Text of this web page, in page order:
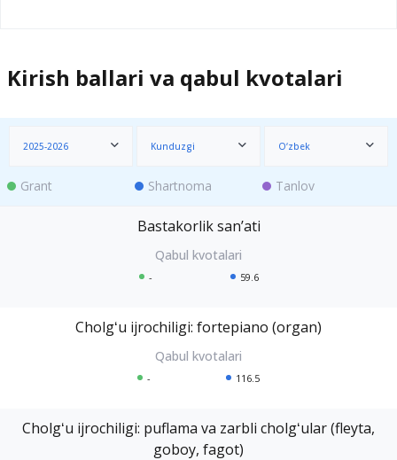
Kirish ballari va qabul kvotalari
2025-2026 Kunduzgi O‘zbek
Grant Shartnoma Tanlov
Bastakorlik sanʼati
- 59.6
Cholgʻu ijrochiligi: fortepiano (organ)
- 116.5
Cholgʻu ijrochiligi: puflama va zarbli cholgʻular (fleyta,
goboy, fagot)